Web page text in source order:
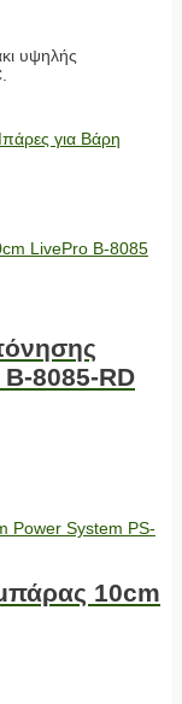
υψηλής
για Βάρη
8085-RD
10cm